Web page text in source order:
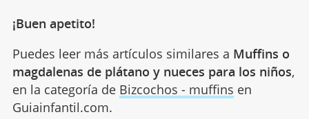
¡Buen apetito!
Puedes leer más artículos similares a Muffins o
magdalenas de plátano y nueces para los niños,
en la categoría de Bizcochos - muffins en
Guiainfantil.com.